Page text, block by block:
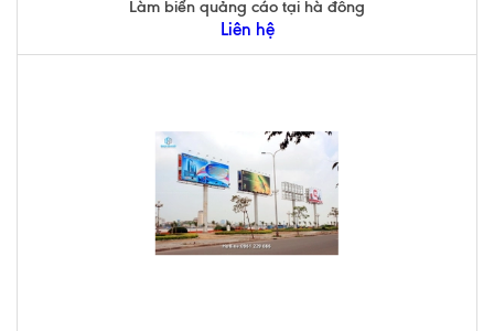
Làm biển quảng cáo tại hà đông
Liên hệ